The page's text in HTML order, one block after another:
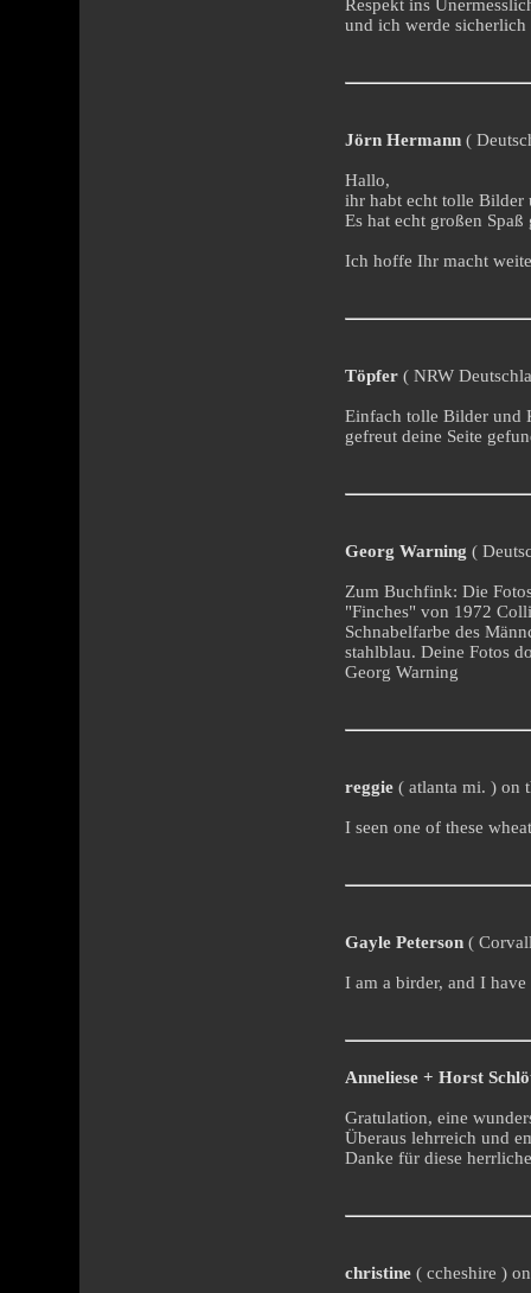
Respekt ins
und ich werde
Jörn Hermann (
Hallo,
ihr habt echt tolle Bilder
Es hat echt großen
Ich hoffe Ihr macht
Töpfer ( NRW
Einfach tolle Bilder und
gefreut deine Seite
Georg Warning (
Zum Buchfink: Die
"Finches" von 1972
Schnabelfarbe des
stahlblau. Deine Fotos
Georg Warning
reggie ( atlanta mi. ) on
I seen one of these
Gayle Peterson (
I am a birder, and I
Anneliese + Horst
Gratulation, eine
Überaus lehrreich und
Danke für diese
christine ( ccheshire )